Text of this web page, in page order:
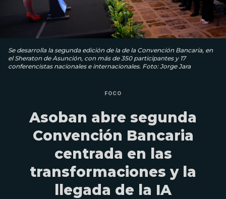
Se desarrolla la segunda edición de la de la Convención Bancaria, en
el Sheraton de Asunción, con más de 350 participantes y 17
conferencistas nacionales e internacionales. Foto: Jorge Jara
FOCO
Asoban abre segunda
Convención Bancaria
centrada en las
transformaciones y la
llegada de la IA